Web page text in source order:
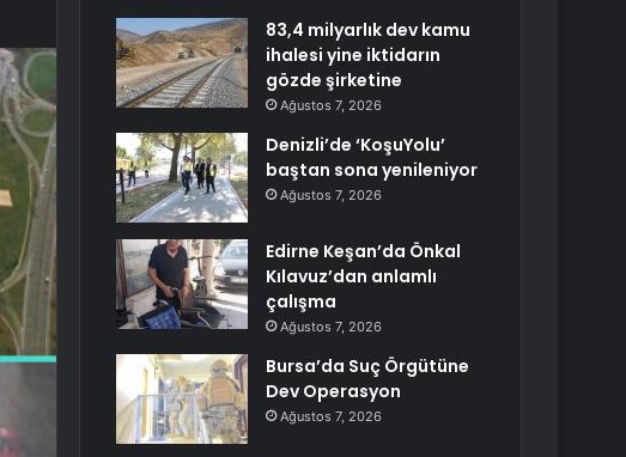
83,4 milyarlık dev kamu
ihalesi yine iktidarın
gözde şirketine
Ağustos 7, 2026
Denizli’de ‘KoşuYolu’
baştan sona yenileniyor
Ağustos 7, 2026
Edirne Keşan’da Önkal
Kılavuz’dan anlamlı
çalışma
Ağustos 7, 2026
Bursa’da Suç Örgütüne
Dev Operasyon
Ağustos 7, 2026